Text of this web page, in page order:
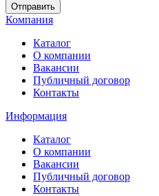
Отправить
Компания
Каталог
О компании
Вакансии
Публичный договор
Контакты
Информация
Каталог
О компании
Вакансии
Публичный договор
Контакты